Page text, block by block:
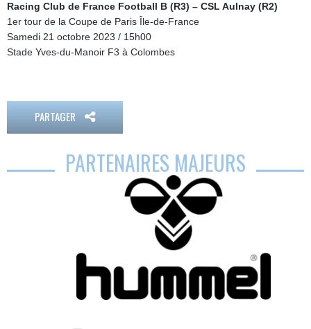
Racing Club de France Football B (R3) – CSL Aulnay (R2)
1er tour de la Coupe de Paris Île-de-France
Samedi 21 octobre 2023 / 15h00
Stade Yves-du-Manoir F3 à Colombes
PARTAGER
PARTENAIRES MAJEURS